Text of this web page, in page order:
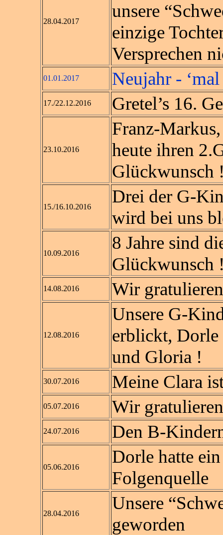
28.04.2017
unsere
einzige
Versprechen
01.01.2017 Neujahr -
17./22.12.2016 Gretel’s 16.
23.10.2016
Franz-
heute ihren
Glückwunsch
15./16.10.2016
Drei der G-
wird bei uns
10.09.2016
8 Jahre sind
Glückwunsch
14.08.2016 Wir
12.08.2016
Unsere G-
erblickt, Dorle
und Gloria !
30.07.2016 Meine Clara
05.07.2016 Wir
24.07.2016 Den B-
05.06.2016
Dorle hatte
Folgenquelle
28.04.2016
Unsere
geworden